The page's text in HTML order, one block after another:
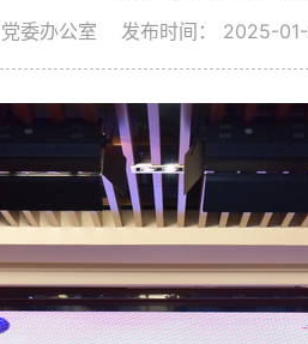
党委办公室 发布时间： 2025-